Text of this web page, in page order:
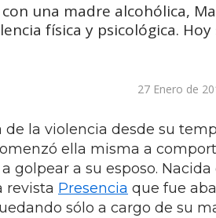
una madre alcohólica,
física y psicológica.
27 Enero de
la violencia desde su
ella misma a
golpear a su esposo.
revista Presencia que fue
sólo a cargo de su